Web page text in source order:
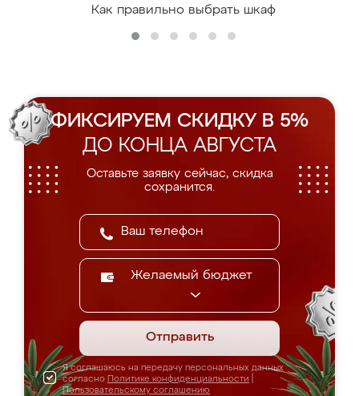
Как правильно выбрать шкаф
ФИКСИРУЕМ СКИДКУ В 5%
ДО КОНЦА АВГУСТА
Оставьте заявку сейчас, скидка
сохранится.
Желаемый бюджет
Отправить
Я соглашаюсь на передачу персональных данных
согласно Политике конфиденциальности
Пользовательскому соглашению